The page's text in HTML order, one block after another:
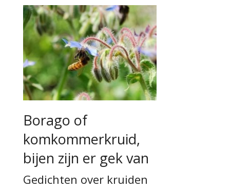
Borago of
komkommerkruid,
bijen zijn er gek van
Gedichten over kruiden